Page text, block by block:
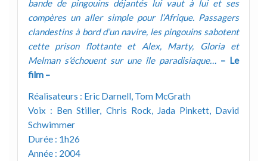
bande de pingouins déjantés lui vaut à lui et ses
compères un aller simple pour l’Afrique. Passagers
clandestins à bord d’un navire, les pingouins sabotent
cette prison flottante et Alex, Marty, Gloria et
Melman s’échouent sur une île paradisiaque… – Le
film –
Réalisateurs : Eric Darnell, Tom McGrath
Voix : Ben Stiller, Chris Rock, Jada Pinkett, David
Schwimmer
Durée : 1h26
Année : 2004